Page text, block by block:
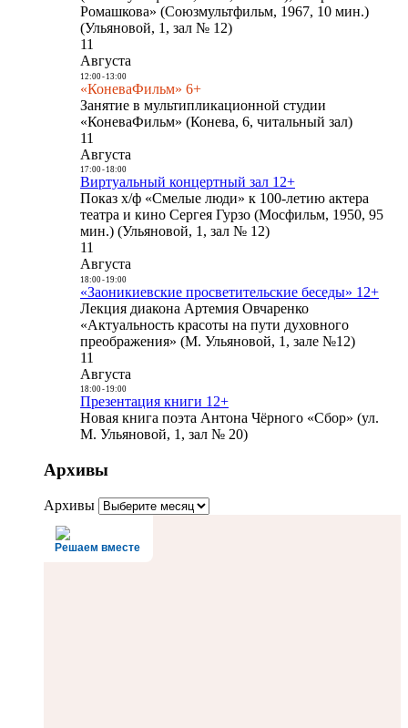
Ромашкова» (Союзмультфильм, 1967, 10 мин.)
(Ульяновой, 1, зал № 12)
11
Августа
12:00- 13:00
«КоневаФильм» 6+
Занятие в мультипликационной студии
«КоневаФильм» (Конева, 6, читальный зал)
11
Августа
17:00- 18:00
Виртуальный концертный зал 12+
Показ х/ф «Смелые люди» к 100-летию актера
театра и кино Сергея Гурзо (Мосфильм, 1950, 95
мин.) (Ульяновой, 1, зал № 12)
11
Августа
18:00- 19:00
«Заоникиевские просветительские беседы» 12+
Лекция диакона Артемия Овчаренко
«Актуальность красоты на пути духовного
преображения» (М. Ульяновой, 1, зале №12)
11
Августа
18:00- 19:00
Презентация книги 12+
Новая книга поэта Антона Чёрного «Сбор» (ул.
М. Ульяновой, 1, зал № 20)
Архивы
Архивы
Решаем вместе